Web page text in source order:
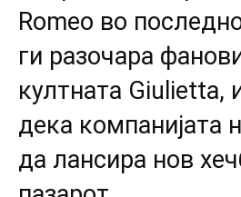
Romeo во
ги разочара
култната Giuliettа,
дека компанијата
да лансира нов